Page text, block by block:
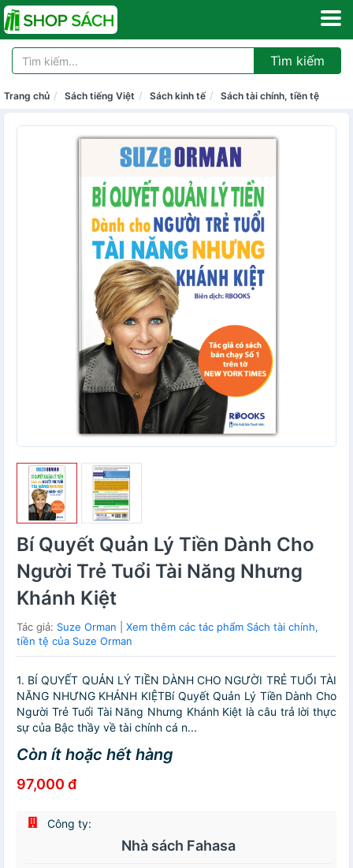
Tìm kiếm
Trang chủ Sách tiếng Việt Sách kinh tế Sách tài chính, tiền tệ
Bí Quyết Quản Lý Tiền Dành Cho
Người Trẻ Tuổi Tài Năng Nhưng
Khánh Kiệt
Tác giả: Suze Orman
Xem thêm các tác phẩm Sách tài chính,
tiền tệ của Suze Orman
1. BÍ QUYẾT QUẢN LÝ TIỀN DÀNH CHO NGƯỜI TRẺ TUỔI TÀI
NĂNG NHƯNG KHÁNH KIỆTBí Quyết Quản Lý Tiền Dành Cho
Người Trẻ Tuổi Tài Năng Nhưng Khánh Kiệt là câu trả lời thực
sự của Bậc thầy về tài chính cá n...
Còn ít hoặc hết hàng
97,000 đ
Công ty:
Nhà sách Fahasa